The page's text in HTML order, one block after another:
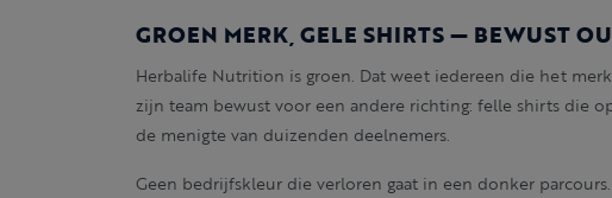
GROEN MERK, GELE SHIRTS — BEWUST
Herbalife Nutrition is groen. Dat weet iedereen die het
zijn team bewust voor een andere richting: felle shirts die
de menigte van duizenden deelnemers.
Geen bedrijfskleur die verloren gaat in een donker